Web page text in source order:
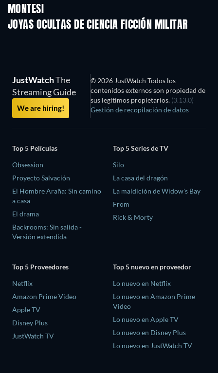
MONTESI
JOYAS OCULTAS DE CIENCIA FICCIÓN MILITAR
JustWatchThe
Streaming Guide
We are hiring!
© 2026 JustWatch Todos los
contenidos externos son propiedad de
sus legítimos propietarios. (3.13.0)
Gestión de recopilación de datos
Top 5 Películas
Obsession
Proyecto Salvación
El Hombre Araña: Sin camino
a casa
El drama
Backrooms: Sin salida -
Versión extendida
Top 5 Series de TV
Silo
La casa del dragón
La maldición de Widow's Bay
From
Rick & Morty
Top 5 Proveedores
Netflix
Amazon Prime Video
Apple TV
Disney Plus
JustWatch TV
Top 5 nuevo en proveedor
Lo nuevo en Netflix
Lo nuevo en Amazon Prime
Video
Lo nuevo en Apple TV
Lo nuevo en Disney Plus
Lo nuevo en JustWatch TV